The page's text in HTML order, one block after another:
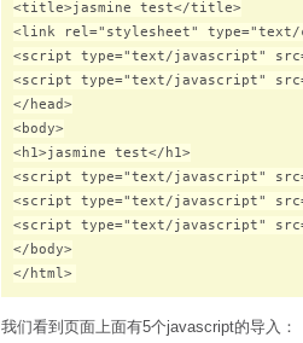
<title>jasmine test</title>
<link rel="stylesheet" type="text/
<script type="text/javascript"
<script type="text/javascript"
</head>
<body>
<h1>jasmine test</h1>
<script type="text/javascript"
<script type="text/javascript"
<script type="text/javascript"
</body>
我们看到页面上面有5个javascript的导入：